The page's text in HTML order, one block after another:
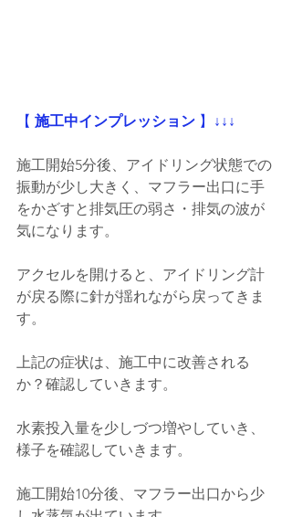
【 施工中インプレッション 】 ↓↓↓
施工開始5分後、 アイドリング状態での
振動が少し大きく、マフラー出口に手
をかざすと排気圧の弱さ・排気の波が
気になります。
アクセルを開けると、アイドリング計
が戻る際に針が揺れながら戻ってきま
す。
上記の症状は、施工中に改善される
か？確認していきます。
水素投入量を少しづつ増やしていき、
様子を確認していきます。
施工開始10分後、マフラー出口から少